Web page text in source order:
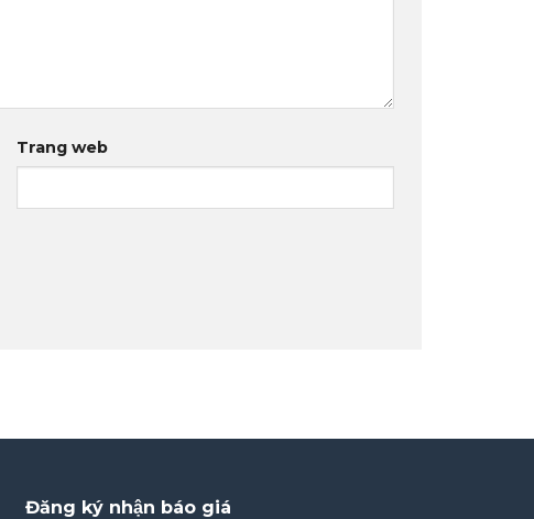
Trang web
Đăng ký nhận báo giá